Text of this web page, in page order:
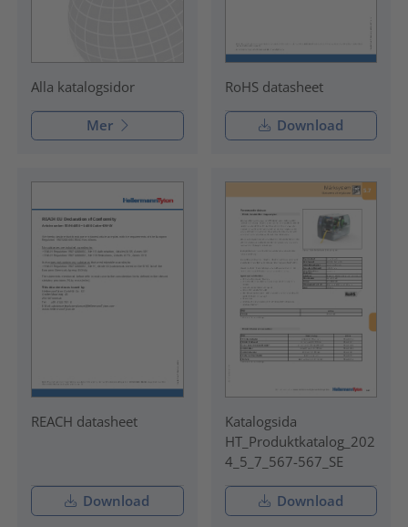
Alla katalogsidor
Mer
RoHS datasheet
Download
REACH datasheet
Download
Katalogsida
HT_Produktkatalog_202
4_5_7_567-567_SE
Download